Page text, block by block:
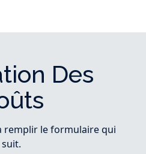
Des
remplir le formulaire qui
suit.